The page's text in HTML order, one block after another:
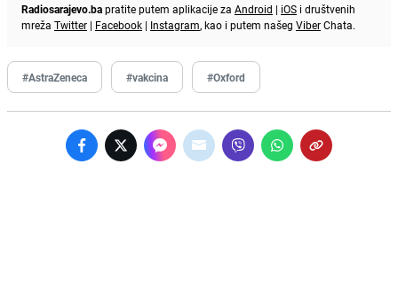
Radiosarajevo.bapratite putem aplikacije za Android | iOS i društvenih
mreža Twitter | Facebook | Instagram, kao i putem našeg ViberChata.
#AstraZeneca #vakcina #Oxford